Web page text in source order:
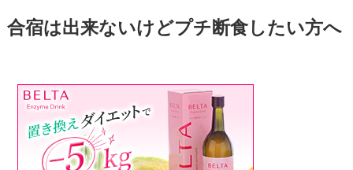
合宿は出来ないけどプチ断食したい方へ